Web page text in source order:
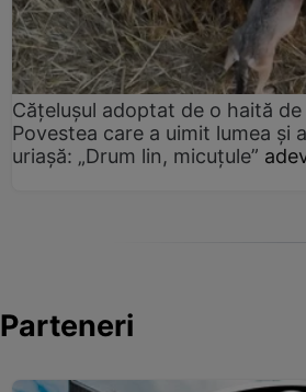
Cățelușul adoptat de o haită
Povestea care a uimit lumea și
uriașă: „Drum lin, micuțule”
Parteneri